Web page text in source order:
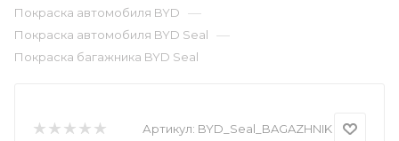
Покраска автомобиля BYD —
Покраска автомобиля BYD Seal —
Покраска багажника BYD Seal
Артикул: BYD_Seal_BAGAZHNIK